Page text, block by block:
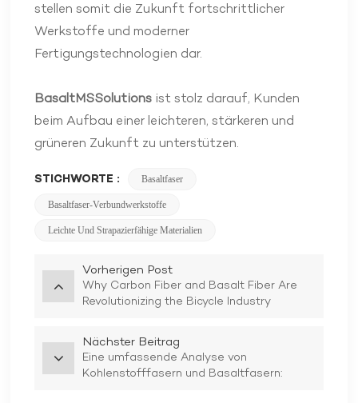
stellen somit die Zukunft fortschrittlicher
Werkstoffe und moderner
Fertigungstechnologien dar.
BasaltMSSolutions ist stolz darauf, Kunden
beim Aufbau einer leichteren, stärkeren und
grüneren Zukunft zu unterstützen.
STICHWORTE : Basaltfaser
Basaltfaser-Verbundwerkstoffe
Leichte Und Strapazierfähige Materialien
Vorherigen Post
Why Carbon Fiber and Basalt Fiber Are
Revolutionizing the Bicycle Industry
Nächster Beitrag
Eine umfassende Analyse von
Kohlenstofffasern und Basaltfasern: